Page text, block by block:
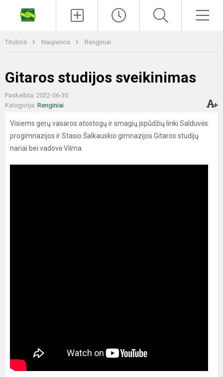
Titulinis Naujienos Renginiai
Gitaros studijos sveikinimas
Paskelbta: 2022-06-30
Kategorija: Renginiai
Visiems gerų vasaros atostogų ir smagių įspūdžių linki Salduvės
progimnazijos ir Stasio Šalkauskio gimnazijos Gitaros studijų
nariai bei vadovė Vilma